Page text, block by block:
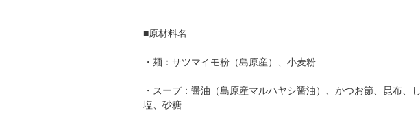
■原材料名
・麺：サツマイモ粉（島原産）、小麦粉
・スープ：醤油（島原産マルハヤシ醤油）、かつお節、昆布、
塩、砂糖